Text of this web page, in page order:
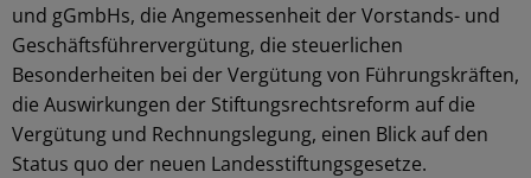
und gGmbHs, die Angemessenheit der Vorstands- und
Geschäftsführervergütung, die steuerlichen
Besonderheiten bei der Vergütung von Führungskräften,
die Auswirkungen der Stiftungsrechtsreform auf die
Vergütung und Rechnungslegung, einen Blick auf den
Status quo der neuen Landesstiftungsgesetze.